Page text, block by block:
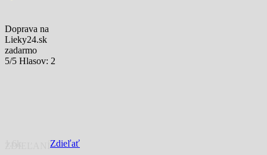
Doprava na
Lieky24.sk
zadarmo
5/5 Hlasov: 2
Zdieľať